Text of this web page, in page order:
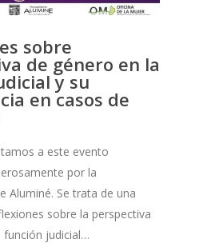
sobre
de género en la
y su
en casos de
a este evento
por la
Aluminé. Se trata de una
sobre la perspectiva
función judicial…